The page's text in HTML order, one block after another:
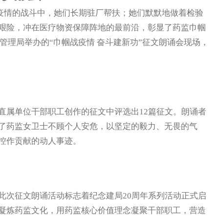
战斗中，她们长期驻厂帮扶；她们默默地做着检验
，冲在医疗物资保障阵地的最前沿，彰显了药监巾帼
理局举办的“巾帼战疫情 奋斗建新功”征文朗诵会现场，
位干部职工创作的征文中评选出12篇征文。朗诵者
药监女卫士不顾个人安危，以坚定的毅力、无畏的气
贡献的动人事迹。
文朗诵活动标志着纪念建局20周年系列活动正式启
炼药监文化，用药监核心价值理念凝聚干部职工，营造